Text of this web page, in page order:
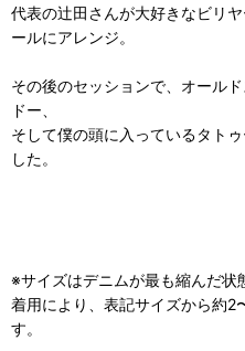
代表の辻田さんが大好きなビリ
ールにアレンジ。
その後のセッションで、オール
ドー、
そして僕の頭に入っているタト
した。
※サイズはデニムが最も縮んだ状
着用により、表記サイズから約2
す。